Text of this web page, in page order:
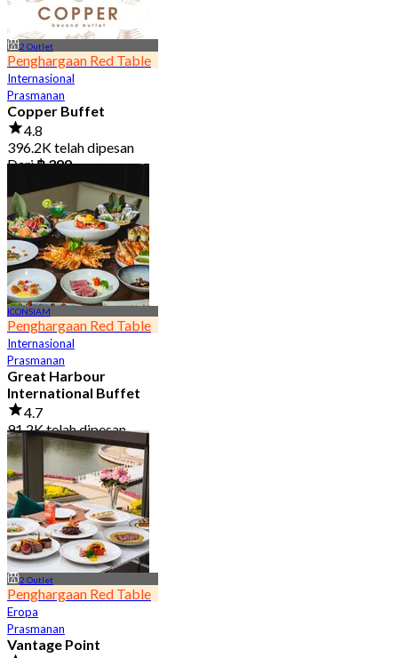
2 Outlet
Penghargaan Red Table
Internasional
Prasmanan
Copper Buffet
4.8
396.2K telah dipesan
Dari฿ 399
ICONSIAM
Penghargaan Red Table
Internasional
Prasmanan
Great Harbour
International Buffet
4.7
91.2K telah dipesan
Dari
฿ 999
2 Outlet
Penghargaan Red Table
Eropa
Prasmanan
Vantage Point